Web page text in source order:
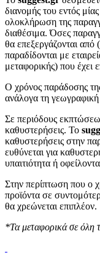
διανομής του εντός
ολοκλήρωση της
διαθέσιμα. Όσες
θα επεξεργάζονται
παραδίδονται με
μεταφορικής) που έχει
Ο χρόνος παράδοσης
ανάλογα τη
Σε περιόδους
καθυστερήσεις. Το
καθυστερήσεις στην
ευθύνεται για
υπαιτιότητα ή
Στην περίπτωση που ο
προϊόντα σε
θα χρεώνεται επιπλέον.
*Τα μεταφορικά σε όλη